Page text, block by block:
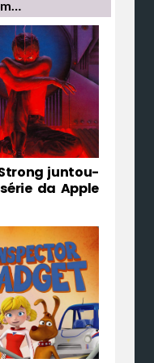
juntou-
da Apple